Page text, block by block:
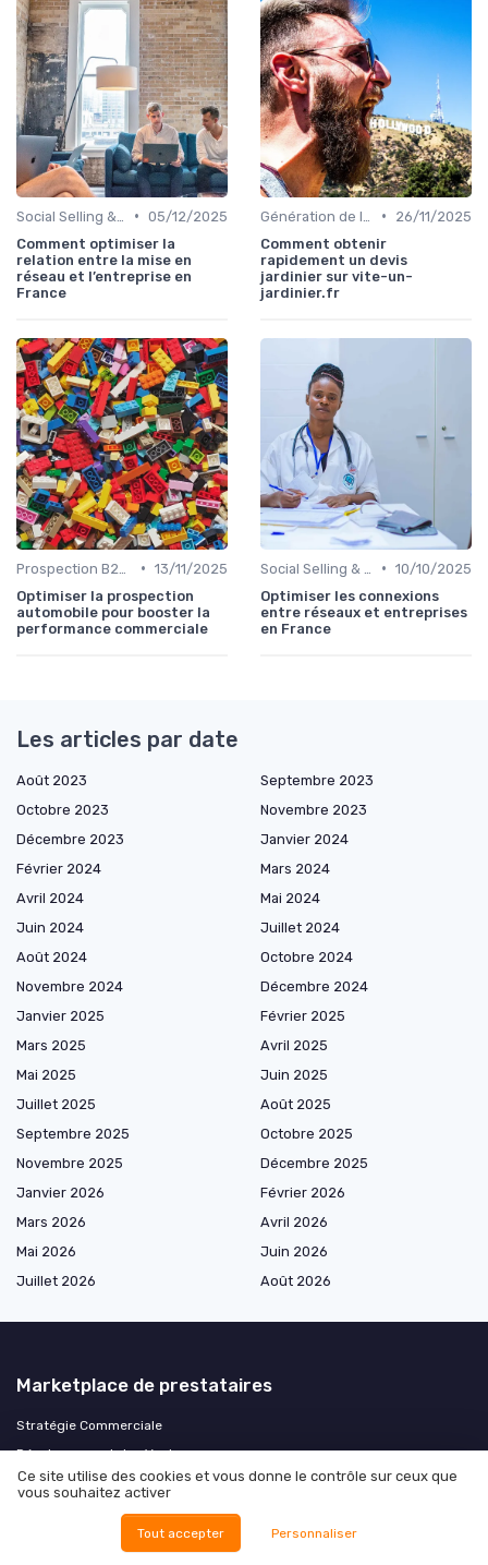
• 05/12/2025
Comment optimiser la
relation entre la mise en
réseau et l’entreprise en
France
•
26/11/2025
Comment obtenir
rapidement un devis
jardinier sur vite-un-
jardinier.fr
• 13/11/2025
Optimiser la prospection
automobile pour booster la
performance commerciale
• 10/10/2025
Optimiser les connexions
entre réseaux et entreprises
en France
Les articles par date
Août 2023
Septembre 2023
Octobre 2023
Novembre 2023
Décembre 2023
Janvier 2024
Février 2024
Mars 2024
Avril 2024
Mai 2024
Juin 2024
Juillet 2024
Août 2024
Octobre 2024
Novembre 2024
Décembre 2024
Janvier 2025
Février 2025
Mars 2025
Avril 2025
Mai 2025
Juin 2025
Juillet 2025
Août 2025
Septembre 2025
Octobre 2025
Novembre 2025
Décembre 2025
Janvier 2026
Février 2026
Mars 2026
Avril 2026
Mai 2026
Juin 2026
Juillet 2026
Août 2026
Marketplace de prestataires
Stratégie Commerciale
Développement des Ventes
Le salaire du commercial débutant chez verisure
Ce site utilise des cookies et vous donne le contrôle sur ceux que
vous souhaitez activer
Tout accepter Personnaliser